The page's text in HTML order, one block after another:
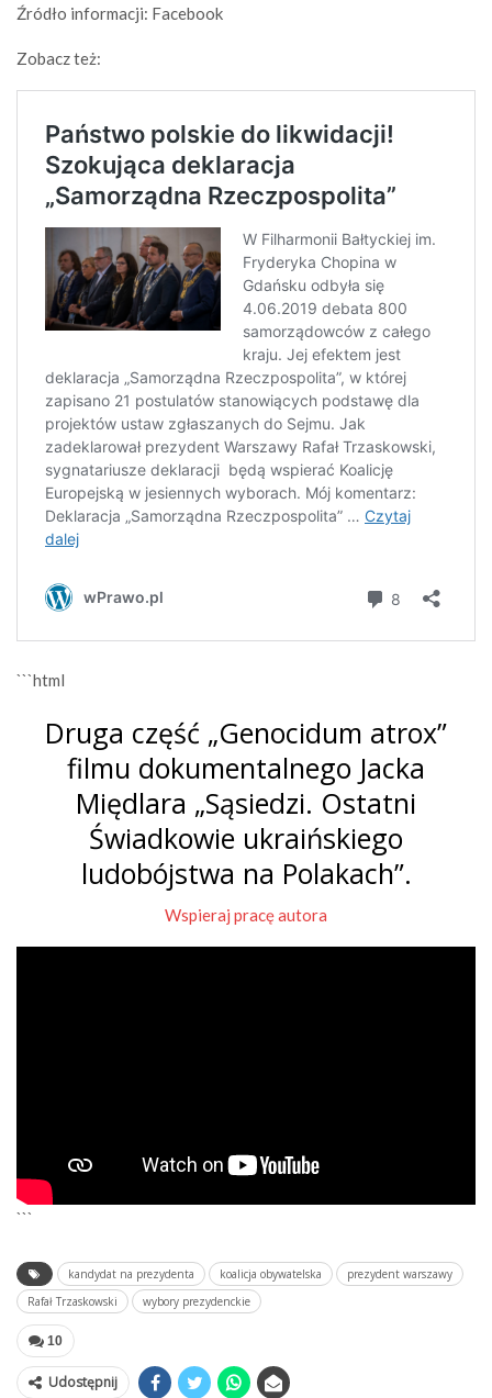
Źródło informacji: Facebook
Zobacz też:
```html
Druga część „Genocidum atrox”
filmu dokumentalnego Jacka
Międlara „Sąsiedzi. Ostatni
Świadkowie ukraińskiego
ludobójstwa na Polakach”.
Wspieraj pracę autora
```
kandydat na prezydenta koalicja obywatelska
prezydent warszawy
Rafał Trzaskowski
wybory prezydenckie
10
Udostępnij